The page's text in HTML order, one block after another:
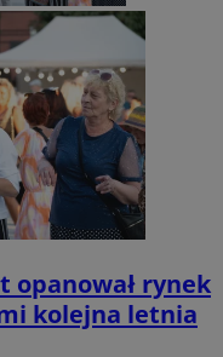
opanował rynek
kolejna letnia